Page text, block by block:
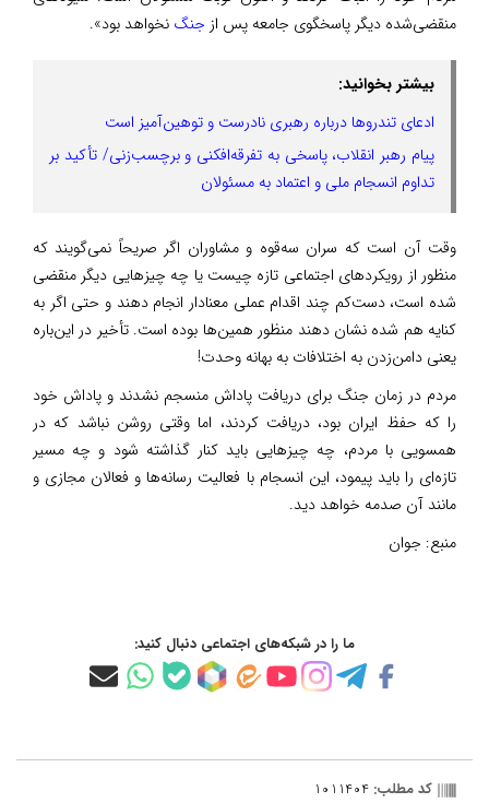
منقضی‌شده دیگر پاسخگوی جامعه پس از ‎ جنگ نخواهد بود».
بیشتر بخوانید:
ادعای تندروها درباره رهبری نادرست و توهین‌آمیز است
پیام رهبر انقلاب، پاسخی به تفرقه‌افکنی و برچسب‌زنی/ تأکید بر‌
تداوم انسجام ملی و اعتماد به مسئولان
وقت آن است که سران سه‌قوه و مشاوران اگر صریحاً نمی‌گویند که
منظور از رویکردهای اجتماعی تازه چیست یا چه چیزهایی دیگر منقضی
شده است، دست‌کم چند اقدام عملی معنادار انجام دهند و حتی اگر به
کنایه هم شده نشان دهند منظور همین‌ها بوده است. تأخیر در این‌باره
یعنی دامن‌زدن به اختلافات به بهانه وحدت!
مردم در زمان جنگ برای دریافت پاداش منسجم نشدند و پاداش خود
را که حفظ ایران بود، دریافت کردند، اما وقتی روشن نباشد که در
همسویی با مردم، چه چیزهایی باید کنار گذاشته شود و چه مسیر
تازه‌ای را باید پیمود، این انسجام با فعالیت رسانه‌ها و فعالان مجازی و
مانند آن صدمه خواهد دید.
منبع: جوان
ما را در شبکه‌های اجتماعی دنبال کنید:
کد مطلب: 1011404